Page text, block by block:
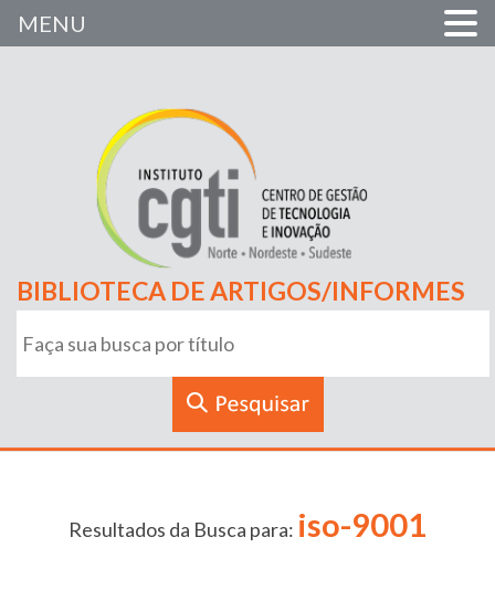
BIBLIOTECA DE ARTIGOS/INFORMES
Resultados da Busca para: iso-9001
MENU